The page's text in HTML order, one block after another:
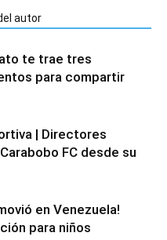
autor
te trae tres
para compartir
| Directores
FC desde su
en Venezuela!
para niños